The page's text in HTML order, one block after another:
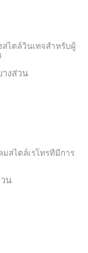
สไตล์วินเทจสำหรับผู้
งส่วน
Ltd.
มสไตล์เรโทรที่มีการ
น
Co., Ltd.